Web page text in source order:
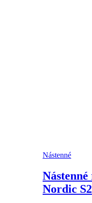
Nástenné
Nordic S2